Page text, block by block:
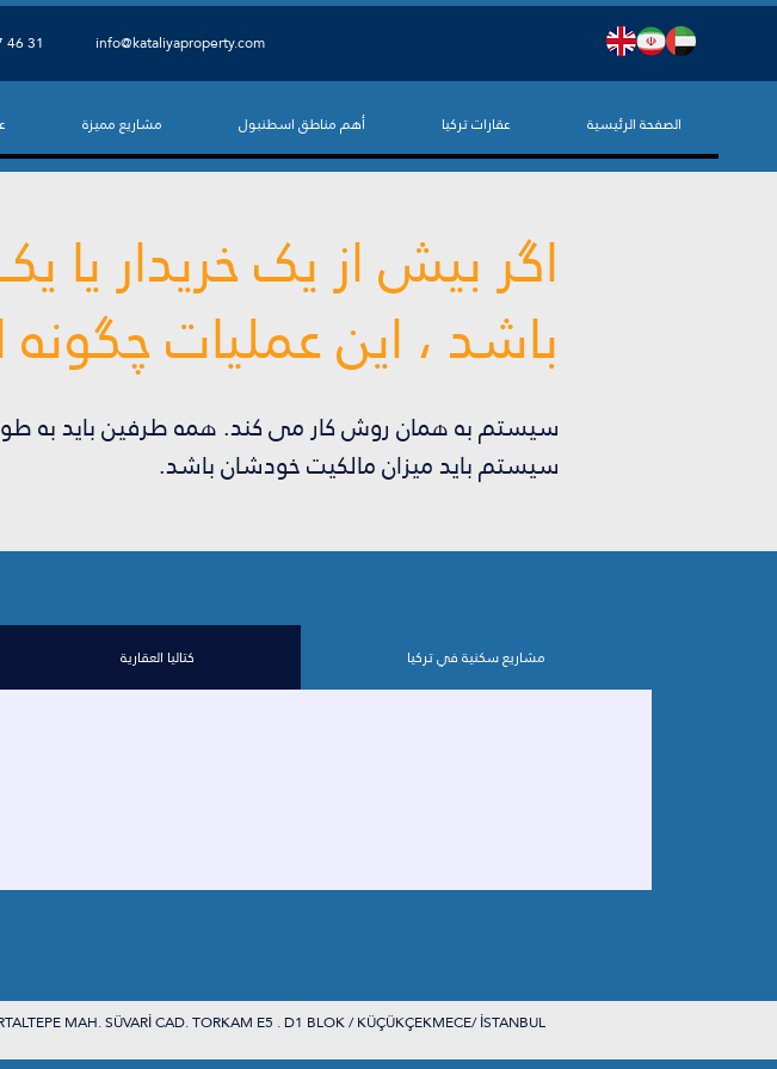
46 31⁩ info@kataliyaproperty.com
الصفحة الرئيسية عقارات تركيا أهم مناطق اسطنبول مشاريع مميزة
اگر بیش از یک خریدار
باشد ، این عملیات
سیستم به همان روش کار می کند. همه طرفین باید به
سیستم باید میزان مالکیت خودشان باشد.
مشاريع سكنية في تركيا كتاليا العقارية
MAH. SÜVARİ CAD. TORKAM E5 . D1 BLOK / KÜÇÜKÇEKMECE/ İSTANBUL